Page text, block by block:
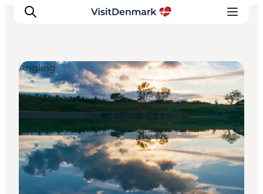
Inspiration
Resmål
Aktiviteter
Övernatta
Planera resan
Angling